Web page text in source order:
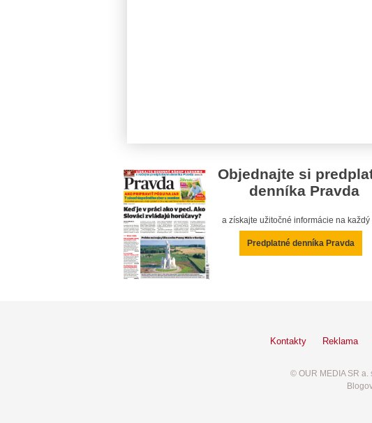
Objednajte si
denníka Pravda
a získajte užitočné informácie na každý
Predplatné denníka Pravda
Kontakty Reklama
© OUR MEDIA SR